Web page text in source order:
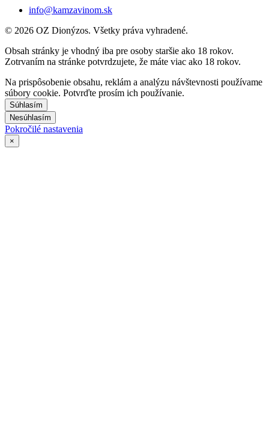
info@kamzavinom.sk
© 2026 OZ Dionýzos. Všetky práva vyhradené.
Obsah stránky je vhodný iba pre osoby staršie ako 18 rokov.
Zotrvaním na stránke potvrdzujete, že máte viac ako 18 rokov.
Na prispôsobenie obsahu, reklám a analýzu návštevnosti používame
súbory cookie. Potvrďte prosím ich používanie.
Súhlasím
Nesúhlasím
Pokročilé nastavenia
×